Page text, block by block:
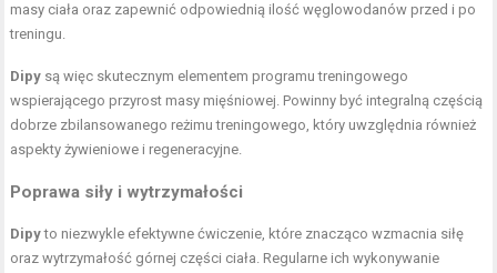
masy ciała oraz zapewnić odpowiednią ilość węglowodanów przed i po
treningu.
Dipy są więc skutecznym elementem programu treningowego
wspierającego przyrost masy mięśniowej. Powinny być integralną częścią
dobrze zbilansowanego reżimu treningowego, który uwzględnia również
aspekty żywieniowe i regeneracyjne.
Poprawa siły i wytrzymałości
Dipyto niezwykle efektywne ćwiczenie, które znacząco wzmacnia siłę
oraz wytrzymałość górnej części ciała. Regularne ich wykonywanie